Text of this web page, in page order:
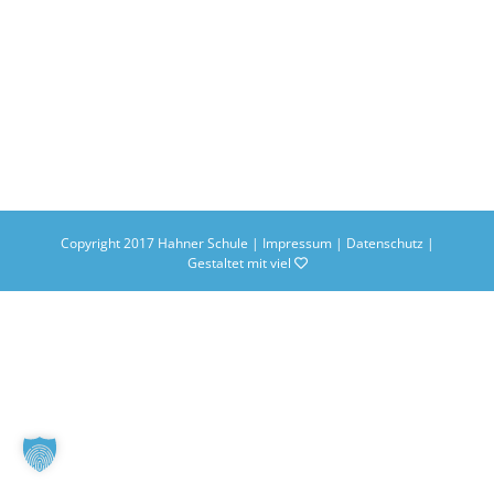
Copyright 2017 Hahner Schule | Impressum| Datenschutz |
Gestaltet mit viel